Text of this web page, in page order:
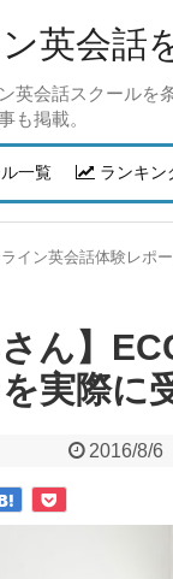
英会話
英会話スクールを
も掲載。
一覧 ランキン
イン英会話体験レポー
さん】
実際に
2016/8/6